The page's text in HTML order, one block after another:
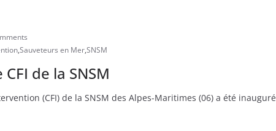
,Sauveteurs en Mer,SNSM
de la SNSM
(CFI) de la SNSM des Alpes-Maritimes (06) a été inauguré